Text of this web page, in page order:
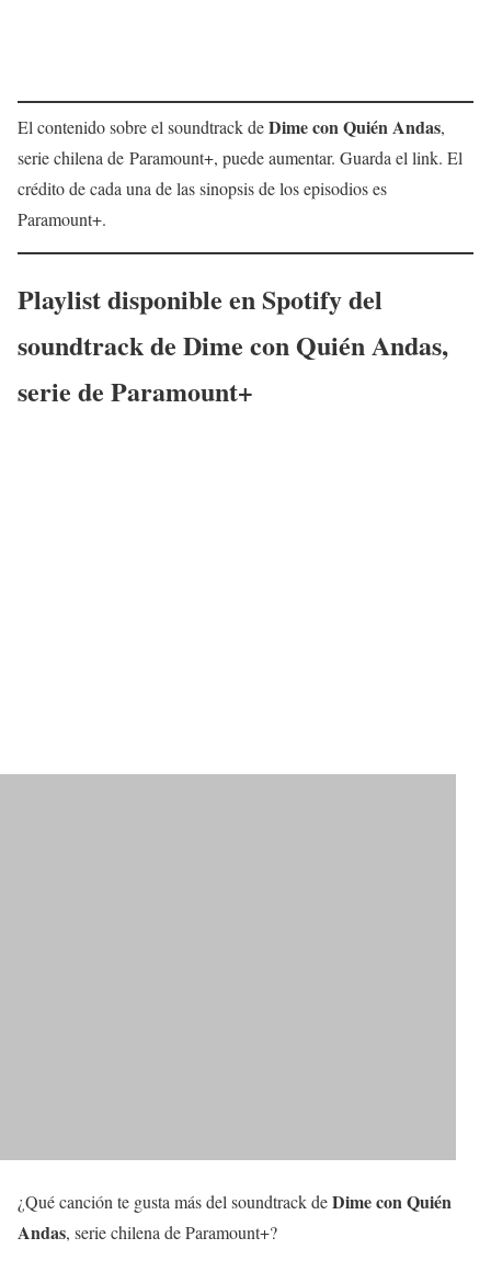
El contenido sobre el soundtrack deDime con Quién Andas,
serie chilena de Paramount+, puede aumentar. Guarda el link. El
crédito de cada una de las sinopsis de los episodios es
Paramount+.
Playlist disponible en Spotify del
soundtrack de Dime con Quién Andas,
serie de Paramount+
¿Qué canción te gusta más del soundtrack deDime con Quién
Andas, serie chilena de Paramount+?